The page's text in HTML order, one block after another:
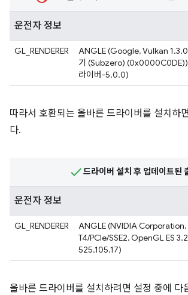
운전자 정보
GL_RENDERER
ANGLE (Google, Vulkan
기 (Subzero)
라이버-5.0.0)
따라서 호환되는 올바른 드라이버를 설치하
다.
드라이버 설치 후 업데이트된
운전자 정보
GL_RENDERER
ANGLE (NVIDIA Corporation,
T4/PCIe/SSE2, OpenGL ES
525.105.17)
올바른 드라이버를 설치하려면 설정 중에 다